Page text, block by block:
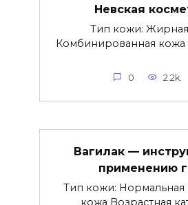
Невская
Тип кожи:
Комбинированная кожа
0 2.2k.
Вагилак —
применению
Тип кожи: Нормальная
кожа Возрастная